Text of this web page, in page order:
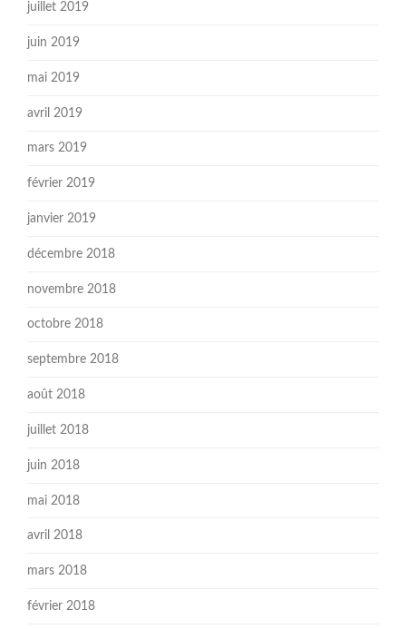
juillet 2019
juin 2019
mai 2019
avril 2019
mars 2019
février 2019
janvier 2019
décembre 2018
novembre 2018
octobre 2018
septembre 2018
août 2018
juillet 2018
juin 2018
mai 2018
avril 2018
mars 2018
février 2018